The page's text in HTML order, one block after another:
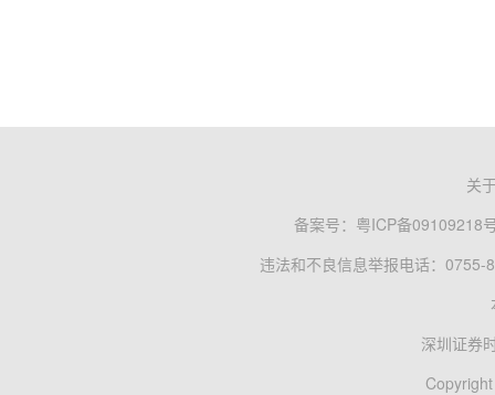
关
备案号： 粤ICP备09109218
违法和不良信息举报电话：0755-
深圳证券